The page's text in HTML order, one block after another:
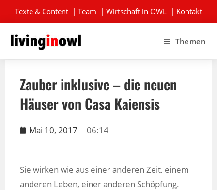
Texte & Content | Team | Wirtschaft in OWL | Kontakt
Themen
Zauber inklusive – die neuen
Häuser von Casa Kaiensis
Mai 10, 2017 06:14
Sie wirken wie aus einer anderen Zeit, einem
anderen Leben, einer anderen Schöpfung.